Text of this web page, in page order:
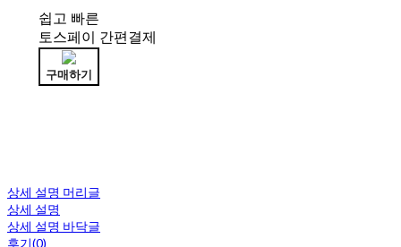
쉽고 빠른
토스페이 간편결제
구매하기
상세 설명 머리글
상세 설명
상세 설명 바닥글
후기(0)